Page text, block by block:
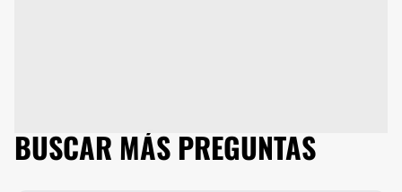
BUSCAR MÁS PREGUNTAS